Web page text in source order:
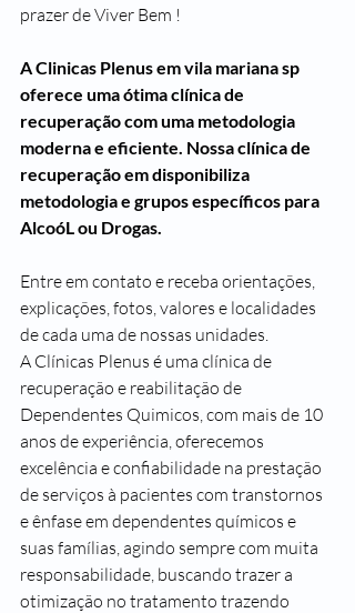
prazer de Viver Bem !
A Clinicas Plenus em vila mariana sp
oferece uma ótima clínica de
recuperação com uma metodologia
moderna e eficiente. Nossa clínica de
recuperação em disponibiliza
metodologia e grupos específicos para
AlcoóL ou Drogas.
Entre em contato e receba orientações,
explicações, fotos, valores e localidades
de cada uma de nossas unidades.
A Clínicas Plenus é uma clínica de
recuperação e reabilitação de
Dependentes Quimicos, com mais de 10
anos de experiência, oferecemos
excelência e confiabilidade na prestação
de serviços à pacientes com transtornos
e ênfase em dependentes químicos e
suas famílias, agindo sempre com muita
responsabilidade, buscando trazer a
otimização no tratamento trazendo